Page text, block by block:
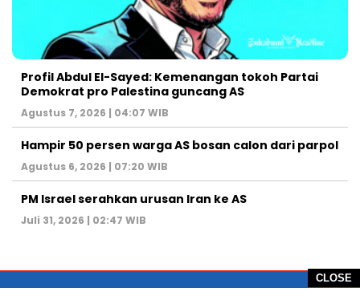
CLOSE
Profil Abdul El-Sayed: Kemenangan tokoh Partai
Demokrat pro Palestina guncang AS
Agustus 7, 2026 | 04:07 WIB
Hampir 50 persen warga AS bosan calon dari parpol
Agustus 6, 2026 | 07:20 WIB
PM Israel serahkan urusan Iran ke AS
Juli 31, 2026 | 02:47 WIB